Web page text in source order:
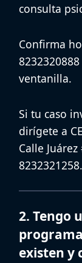
consulta
Confirma
ventanilla.
Si tu caso
dirígete a
Calle
8232321258.
2. Tengo
existen y